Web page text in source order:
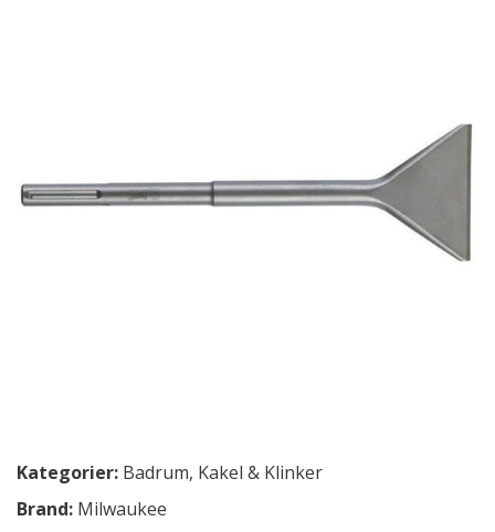
Kategorier: Badrum, Kakel & Klinker
Brand: Milwaukee